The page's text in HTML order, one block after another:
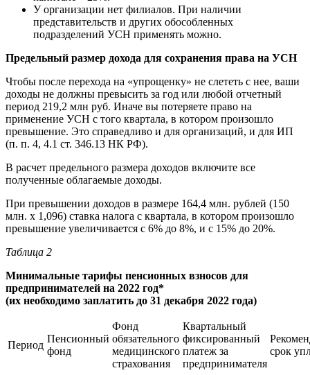
У организации нет филиалов. При наличии
представительств и других обособленных
подразделений УСН применять можно.
Предельный размер дохода для сохранения права на УСН
Чтобы после перехода на «упрощенку» не слететь с нее, ваши
доходы не должны превысить за год или любой отчетный
период 219,2 млн руб. Иначе вы потеряете право на
применение УСН с того квартала, в котором произошло
превышение. Это справедливо и для организаций, и для ИП
(п. п. 4, 4.1 ст. 346.13 НК РФ).
В расчет предельного размера доходов включите все
полученные облагаемые доходы.
При превышении доходов в размере 164,4 млн. рублей (150
млн. х 1,096) ставка налога с квартала, в котором произошло
превышение увеличивается с 6% до 8%, и с 15% до 20%.
Таблица 2
Минимальные тарифы пенсионных взносов для
предпринимателей на 2022 год*
(их необходимо заплатить до 31 декабря 2022 года)
Период
Пенсионный
фонд
Фонд
обязательного
медицинского
страхования
Квартальный
фиксированный
платеж за
предпринимателя
срок